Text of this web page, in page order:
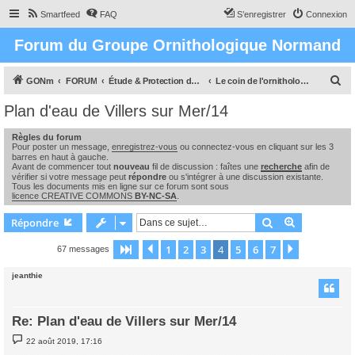
Smartfeed FAQ Connexion
S’enregistrer
Forum du Groupe Ornithologique Normand
GONm FORUM Étude & Protection des Oiseaux et de leurs milieux en Normandie Le coin de l'ornithologue : observations, études & enquêtes
Plan d'eau de Villers sur Mer/14
Règles du forum
Pour poster un message, enregistrez-vous ou connectez-vous en cliquant sur les 3
barres en haut à gauche.
Avant de commencer tout nouveau fil de discussion : faîtes une recherche afin de
vérifier si votre message peut répondre ou s'intégrer à une discussion existante.
Tous les documents mis en ligne sur ce forum sont sous
licence CREATIVE COMMONS BY-NC-SA
Répondre Rechercher
67 messages Page sur7
Précédente
1 2 3 4 5 6 7
jeanthie
Re: Plan d'eau de Villers sur Mer/14
M
e
22 août 2019, 17:16